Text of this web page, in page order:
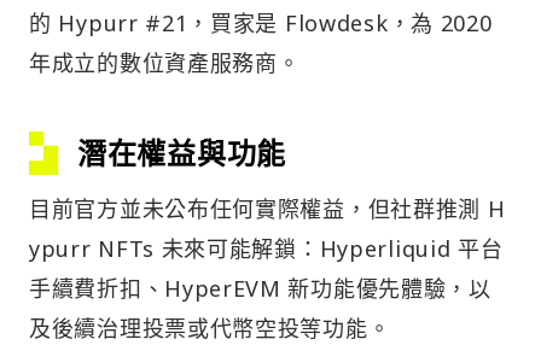
的 Hypurr #21，買家是 Flowdesk，為 2020
年成立的數位資產服務商。
潛在權益與功能
目前官方並未公布任何實際權益，但社群推測 H
ypurr NFTs 未來可能解鎖：Hyperliquid 平台
手續費折扣、HyperEVM 新功能優先體驗，以
及後續治理投票或代幣空投等功能。